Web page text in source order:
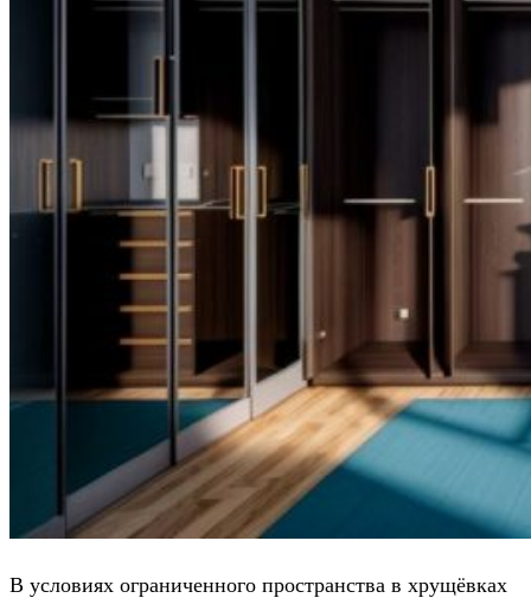
В условиях ограниченного пространства в хрущёвках